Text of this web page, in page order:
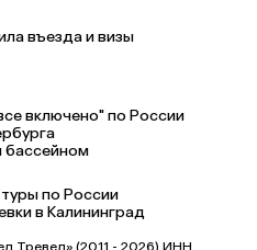
въезда и визы
включено" по России
бассейном
по России
в Калининград
Тревел» (2011 - 2026) ИНН